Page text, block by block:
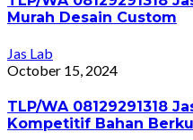
Murah Desain Custom
Jas Lab
October 15, 2024
TLP/WA 08129291318
Kompetitif Bahan